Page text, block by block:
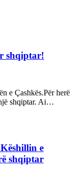
shqiptar!
e Çashkës.Për herë
shqiptar. Ai…
e
shqiptar